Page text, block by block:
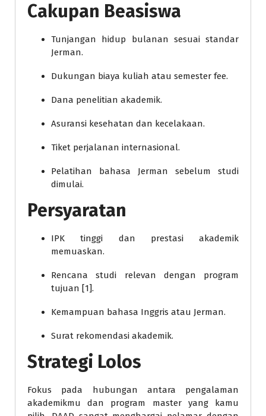
Cakupan Beasiswa
Tunjangan hidup bulanan sesuai standar
Jerman.
Dukungan biaya kuliah atau semester fee.
Dana penelitian akademik.
Asuransi kesehatan dan kecelakaan.
Tiket perjalanan internasional.
Pelatihan bahasa Jerman sebelum studi
dimulai.
Persyaratan
IPK tinggi dan prestasi akademik
memuaskan.
Rencana studi relevan dengan program
tujuan [1].
Kemampuan bahasa Inggris atau Jerman.
Surat rekomendasi akademik.
Strategi Lolos
Fokus pada hubungan antara pengalaman
akademikmu dan program master yang kamu